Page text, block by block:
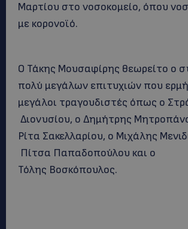
Μαρτίου στο νοσοκομείο, όπου
με κορονοϊό.
Ο Τάκης Μουσαφίρης θεωρείτο ο
πολύ μεγάλων επιτυχιών που
μεγάλοι τραγουδιστές όπως ο
Διονυσίου, ο Δημήτρης
Ρίτα Σακελλαρίου, ο Μιχάλης
Πίτσα Παπαδοπούλου και ο
Τόλης Βοσκόπουλος.